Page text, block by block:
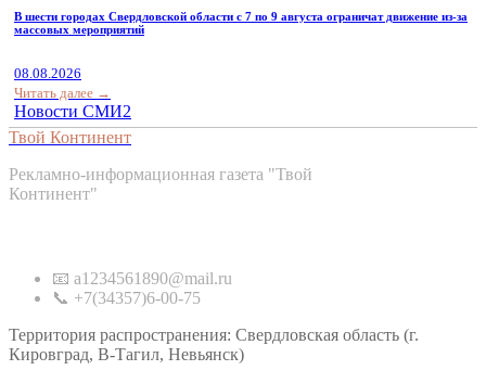
В шести городах Свердловской области с 7 по 9 августа ограничат движение из-за
массовых мероприятий
08.08.2026
Читать далее →
Новости СМИ2
Твой Континент
Рекламно-информационная газета "Твой
Континент"
📧 a1234561890@mail.ru
📞 +7(34357)6-00-75
Территория распространения: Свердловская область (г.
Кировград, В-Тагил, Невьянск)